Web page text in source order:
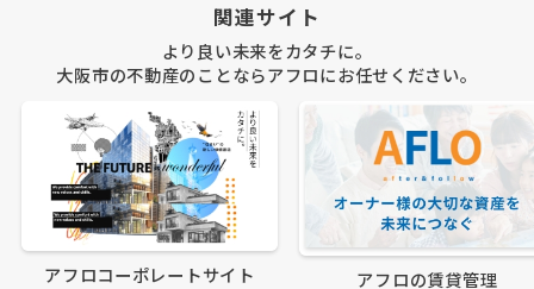
関連サイト
より良い未来をカタチに。
大阪市の不動産のことならアフロにお任せください。
アフロコーポレートサイト アフロの賃貸管理